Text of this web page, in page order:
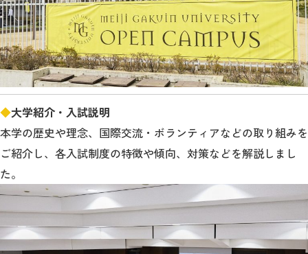
入試情報サイト
2026年9月入学者向け 新入生サイト
MGグッズ オンラインショップ
（外部サイト）
◆大学紹介・入試説明
本学の歴史や理念、国際交流・ボランティアなどの取り組みを
ご紹介し、各入試制度の特徴や傾向、対策などを解説しまし
た。